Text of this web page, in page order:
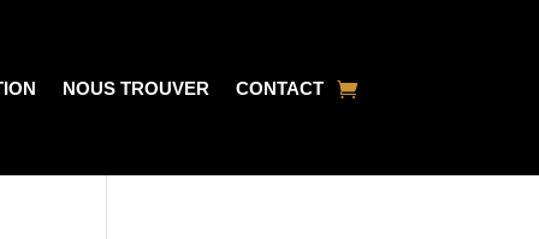
NOUS TROUVER CONTACT